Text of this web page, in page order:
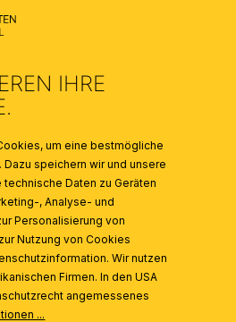
IHRE
um eine bestmögliche
speichern wir und unsere
Daten zu Geräten
, Analyse- und
Personalisierung von
Nutzung von Cookies
Wir nutzen
Firmen. In den USA
angemessenes
...